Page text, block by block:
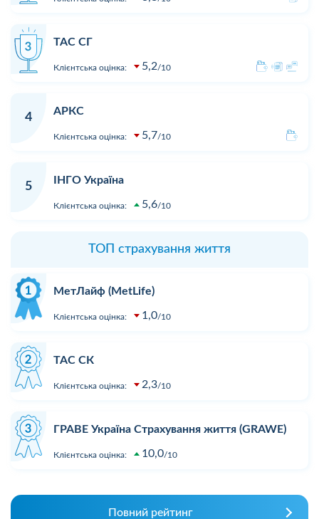
ТАС СГ
Клієнтська оцінка: 5,2 10
4
АРКС
Клієнтська оцінка: 5,7 10
5
ІНГО Україна
Клієнтська оцінка: 5,6 10
ТОП страхування життя
МетЛайф (MetLife)
Клієнтська оцінка: 1,0 10
ТАС СК
Клієнтська оцінка: 2,3 10
ГРАВЕ Україна Страхування життя (GRAWE)
Клієнтська оцінка: 10,0 10
Повний рейтинг